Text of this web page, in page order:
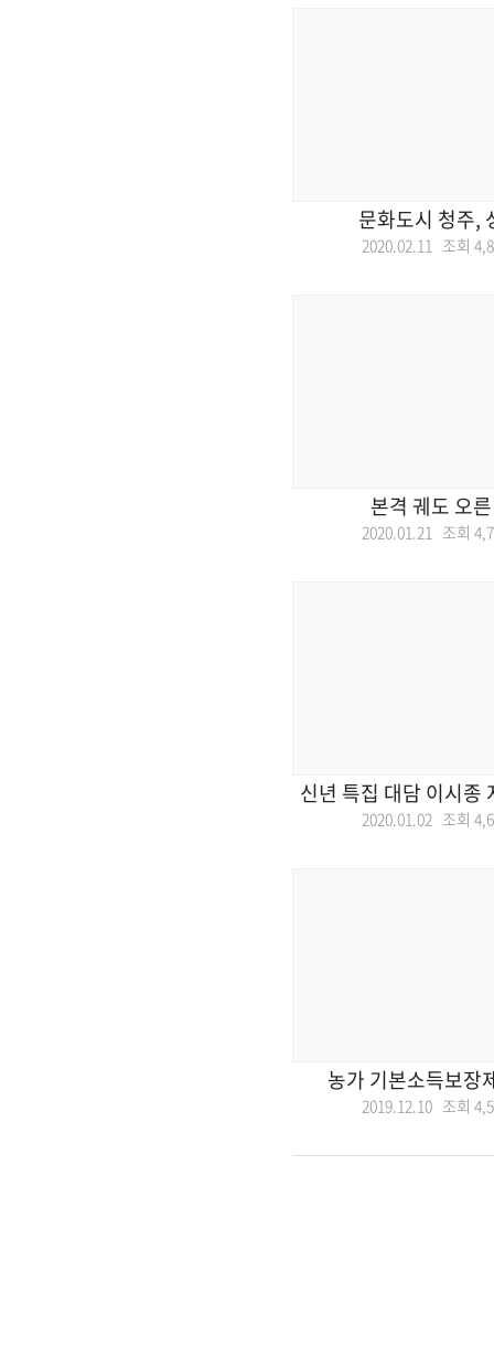
문화도시 청주,
2020.02.11 조회
본격 궤도 오
2020.01.21 조회
신년 특집 대담 이시종
2020.01.02 조회
농가 기본소득보장
2019.12.10 조회